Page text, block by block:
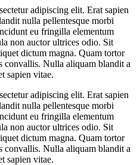
adipiscing elit. Erat sapien
nulla pellentesque morbi
eu fringilla elementum
non auctor ultrices odio. Sit
dictum magna. Quam tortor
convallis. Nulla aliquam blandit a
sapien vitae.
adipiscing elit. Erat sapien
nulla pellentesque morbi
eu fringilla elementum
non auctor ultrices odio. Sit
dictum magna. Quam tortor
convallis. Nulla aliquam blandit a
sapien vitae.